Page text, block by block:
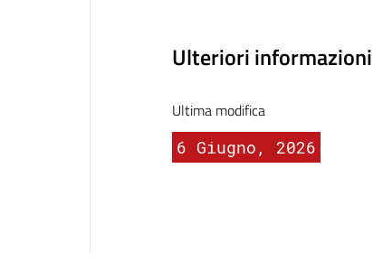
Ulteriori informazioni
Ultima modifica
6 Giugno, 2026